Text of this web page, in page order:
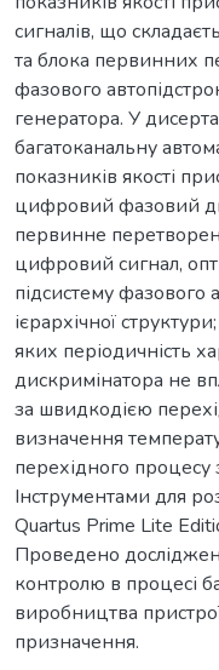
сигналів, що
та блока первинних
фазового
генератора. У
багатоканальну
показників якості
цифровий фазовий
первинне
цифровий сигнал,
підсистему фазового
ієрархічної
яких періодичність
дискримінатора не
за швидкодією
визначення
перехідного процесу
Інструментами для
Quartus Prime Lite
Проведено
контролю в процесі
виробництва
призначення.